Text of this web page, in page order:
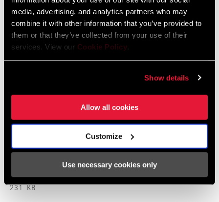
media, advertising, and analytics partners who may
combine it with other information that you’ve provided to
them or that they’ve collected from your use of their
services. View our Cookie Policy.
Show details
Allow all cookies
Customize
Use necessary cookies only
Instrucciones De Seguridad
Idioma:
Italiano, Nederlands, Português, 官
话, 日本語, 漢語
231 KB